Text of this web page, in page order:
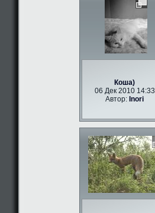
Коша)
06 Дек 2010 14:33
Автор: Inori